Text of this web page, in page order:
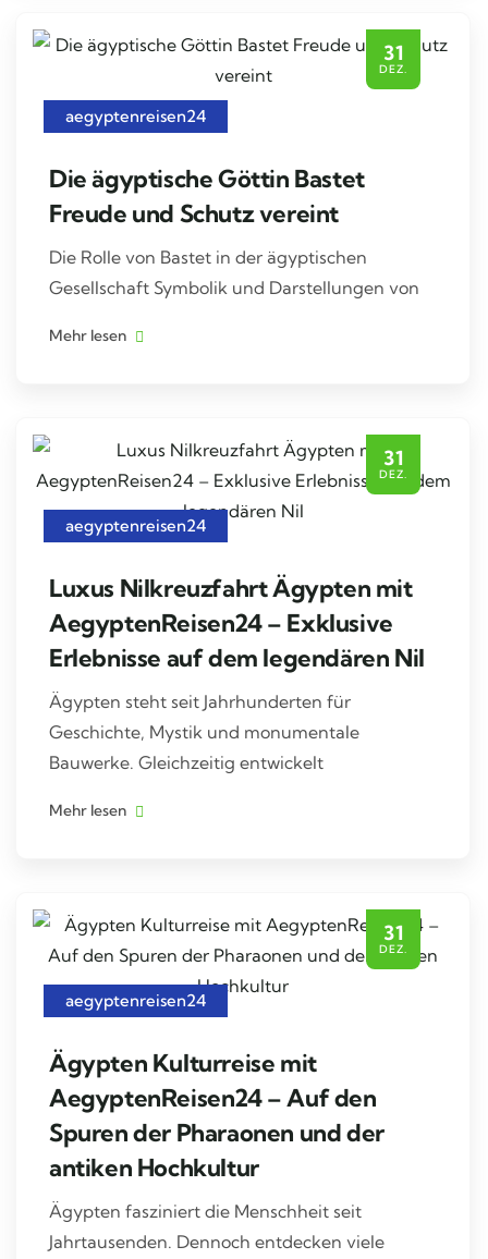
31
DEZ.
aegyptenreisen24
Die ägyptische Göttin Bastet
Freude und Schutz vereint
Die Rolle von Bastet in der ägyptischen
Gesellschaft Symbolik und Darstellungen von
Mehr lesen
31
DEZ.
aegyptenreisen24
Luxus Nilkreuzfahrt Ägypten mit
AegyptenReisen24 – Exklusive
Erlebnisse auf dem legendären Nil
Ägypten steht seit Jahrhunderten für
Geschichte, Mystik und monumentale
Bauwerke. Gleichzeitig entwickelt
Mehr lesen
31
DEZ.
aegyptenreisen24
Ägypten Kulturreise mit
AegyptenReisen24 – Auf den
Spuren der Pharaonen und der
antiken Hochkultur
Ägypten fasziniert die Menschheit seit
Jahrtausenden. Dennoch entdecken viele